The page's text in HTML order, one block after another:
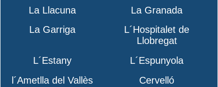
La Llacuna
La Granada
La Garriga
L´Hospitalet de
Llobregat
L´Estany
L´Espunyola
l´Ametlla del Vallès
Cervelló